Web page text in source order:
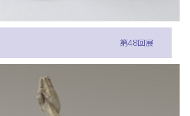
第48回展